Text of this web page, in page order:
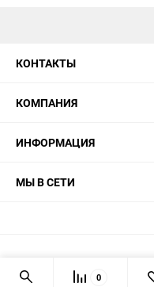
КОНТАКТЫ
КОМПАНИЯ
ИНФОРМАЦИЯ
МЫ В СЕТИ
0